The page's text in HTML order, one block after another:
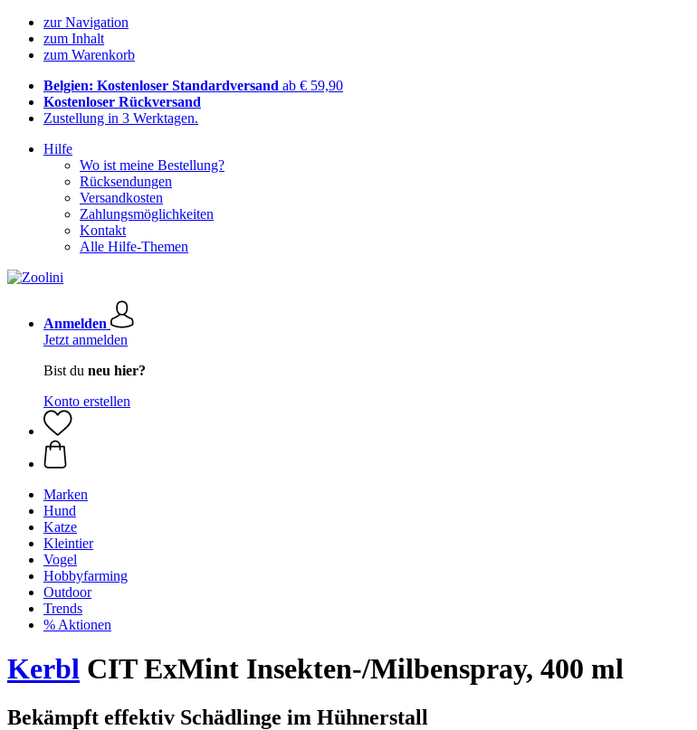
zur Navigation
zum Inhalt
zum Warenkorb
Belgien: Kostenloser Standardversand ab € 59,90
Kostenloser Rückversand
Zustellung in 3 Werktagen.
Hilfe
Wo ist meine Bestellung?
Rücksendungen
Versandkosten
Zahlungsmöglichkeiten
Kontakt
Alle Hilfe-Themen
Anmelden
Jetzt anmelden
Bist du neu hier?
Konto erstellen
Marken
Hund
Katze
Kleintier
Vogel
Hobbyfarming
Outdoor
Trends
% Aktionen
Kerbl CIT ExMint Insekten-/Milbenspray, 400 ml
Bekämpft effektiv Schädlinge im Hühnerstall